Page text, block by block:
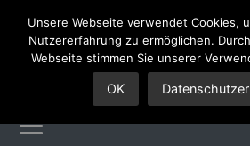
Sales
Unsere Webseite verwendet Cookies,
Nutzererfahrung zu ermöglichen.
Webseite stimmen Sie unserer
OK